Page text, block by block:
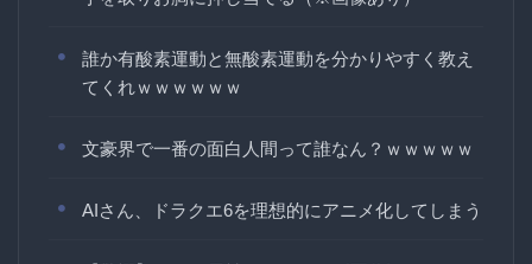
誰か有酸素運動と無酸素運動を分かりやすく教え
てくれｗｗｗｗｗｗ
文豪界で一番の面白人間って誰なん？ｗｗｗｗｗ
AIさん、ドラクエ6を理想的にアニメ化してしまう